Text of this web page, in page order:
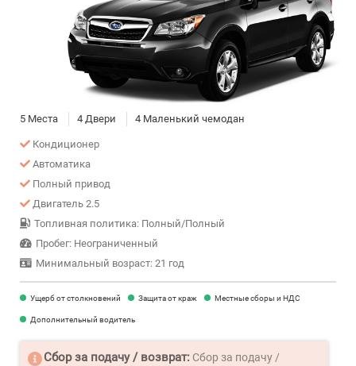
5 Места 4 Двери 4 Маленький чемодан
Кондиционер
Автоматика
Полный привод
Двигатель 2.5
Топливная политика: Полный/Полный
Пробег: Неограниченный
Минимальный возраст: 21 год
Ущерб от столкновений Защита от краж Местные сборы и НДС
Дополнительный водитель
Сбор за подачу / возврат: Сбор за подачу /